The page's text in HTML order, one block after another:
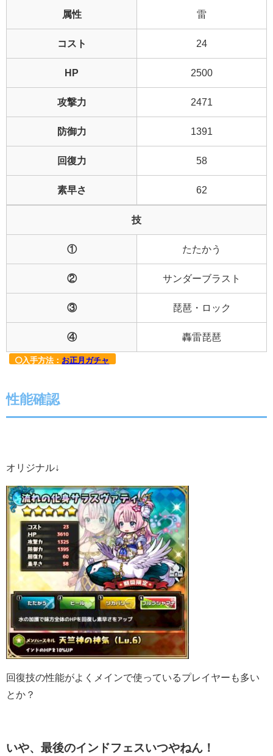
属性 雷
コスト 24
HP 2500
攻撃力 2471
防御力 1391
回復力 58
素早さ 62
技
① たたかう
② サンダーブラスト
③ 琵琶・ロック
④ 轟雷琵琶
入手方法： お正月ガチャ
性能確認
オリジナル↓
回復技の性能がよくメインで使っているプレイヤーも多い
とか？
いや、最後のインドフェスいつやねん！